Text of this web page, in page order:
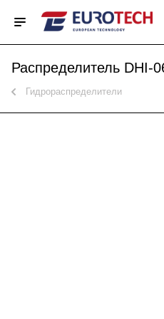
Распределитель DHI-
Гидрораспределители